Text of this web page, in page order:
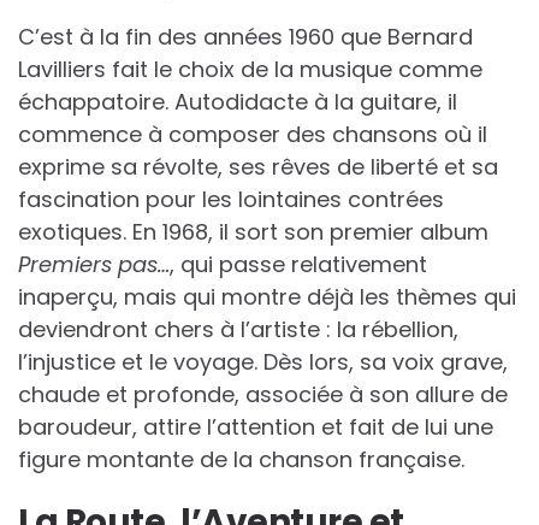
C’est à la fin des années 1960 que Bernard
Lavilliers fait le choix de la musique comme
échappatoire. Autodidacte à la guitare, il
commence à composer des chansons où il
exprime sa révolte, ses rêves de liberté et sa
fascination pour les lointaines contrées
exotiques. En 1968, il sort son premier album
Premiers pas…, qui passe relativement
inaperçu, mais qui montre déjà les thèmes qui
deviendront chers à l’artiste : la rébellion,
l’injustice et le voyage. Dès lors, sa voix grave,
chaude et profonde, associée à son allure de
baroudeur, attire l’attention et fait de lui une
figure montante de la chanson française.